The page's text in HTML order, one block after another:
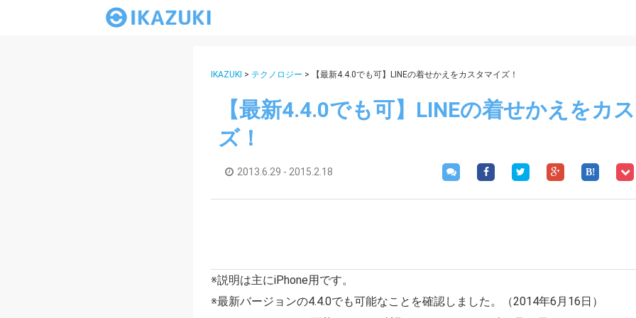
IKAZUKI > テクノロジー > 【最新4.4.0でも可】LINEの着せかえをカスタマイズ！
【最新4.4.0でも可】LINEの着せかえをカ
ズ！
2013.6.29 - 2015.2.18
※説明は主にiPhone用です。
※最新バージョンの4.4.0でも可能なことを確認しました。（2014年6月16日）